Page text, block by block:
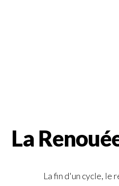
La
La fin d'un cycle, le